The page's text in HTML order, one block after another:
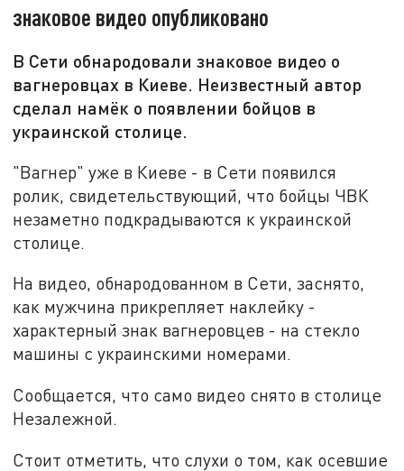
знаковое видео опубликовано
В Сети обнародовали знаковое видео о
вагнеровцах в Киеве. Неизвестный автор
сделал намёк о появлении бойцов в
украинской столице.
"Вагнер" уже в Киеве - в Сети появился
ролик, свидетельствующий, что бойцы ЧВК
незаметно подкрадываются к украинской
столице.
На видео, обнародованном в Сети, заснято,
как мужчина прикрепляет наклейку -
характерный знак вагнеровцев - на стекло
машины с украинскими номерами.
Сообщается, что само видео снято в столице
Незалежной.
Стоит отметить, что слухи о том, как осевшие